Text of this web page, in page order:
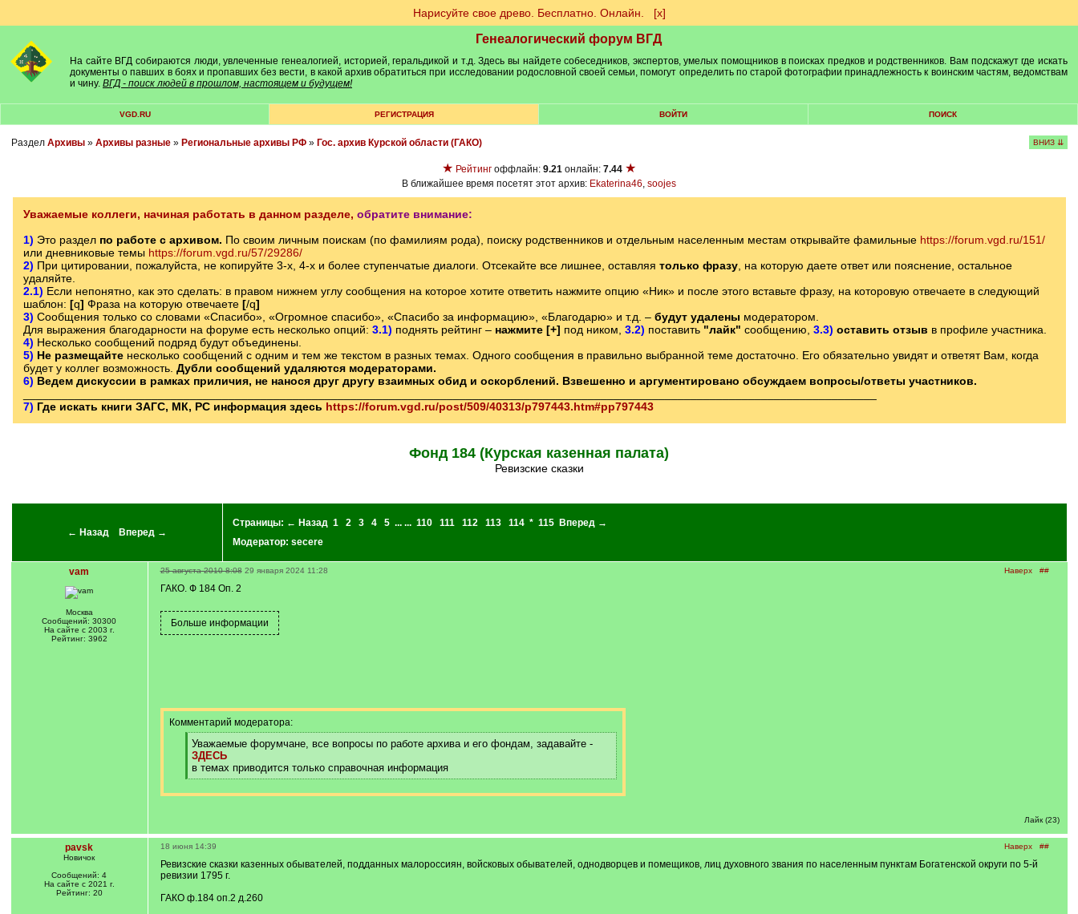
Нарисуйте свое древо. Бесплатно. Онлайн. [х]
Генеалогический форум ВГД
На сайте ВГД собираются люди, увлеченные генеалогией, историей, геральдикой и т.д. Здесь вы найдете собеседников, экспертов, умелых помощников в поисках предков и родственников. Вам подскажут где искать
документы о павших в боях и пропавших без вести, в какой архив обратиться при исследовании родословной своей семьи, помогут определить по старой фотографии принадлежность к воинским частям, ведомствам
и чину. ВГД - поиск людей в прошлом, настоящем и будущем!
VGD.RU РЕГИСТРАЦИЯ ВОЙТИ ПОИСК
Раздел Архивы» Архивы разные» Региональные архивы РФ» Гос. архив Курской области (ГАКО) ВНИЗ ⇊
★ Рейтинг оффлайн: 9.21 онлайн: 7.44 ★
В ближайшее время посетят этот архив: Ekaterina46, soojes
Уважаемые коллеги, начиная работать в данном разделе, обратите внимание:
1) Это раздел по работе с архивом. По своим личным поискам (по фамилиям рода), поиску родственников и отдельным населенным местам открывайте фамильные https://forum.vgd.ru/151/
или дневниковые темы https://forum.vgd.ru/57/29286/
2) При цитировании, пожалуйста, не копируйте 3-х, 4-х и более ступенчатые диалоги. Отсекайте все лишнее, оставляя только фразу, на которую даете ответ или пояснение, остальное
удаляйте.
2.1) Если непонятно, как это сделать: в правом нижнем углу сообщения на которое хотите ответить нажмите опцию «Ник» и после этого вставьте фразу, на которовую отвечаете в следующий
шаблон: [q] Фраза на которую отвечаете [/q]
3) Сообщения только со словами «Спасибо», «Огромное спасибо», «Спасибо за информацию», «Благодарю» и т.д. – будут удалены модератором.
Для выражения благодарности на форуме есть несколько опций: 3.1) поднять рейтинг – нажмите [+] под ником, 3.2) поставить "лайк" сообщению, 3.3) оставить отзыв в профиле участника.
4) Несколько сообщений подряд будут объединены.
5) Не размещайтенесколько сообщений с одним и тем же текстом в разных темах. Одного сообщения в правильно выбранной теме достаточно. Его обязательно увидят и ответят Вам, когда
будет у коллег возможность. Дубли сообщений удаляются модераторами.
6) Ведем дискуссии в рамках приличия, не нанося друг другу взаимных обид и оскорблений. Взвешенно и аргументировано обсуждаем вопросы/ответы участников.
7) Где искать книги ЗАГС, МК, РС информация здесь https://forum.vgd.ru/post/509/40313/p797443.htm#pp797443
Фонд 184 (Курская казенная палата)
Ревизские сказки
← Назад Вперед →
Страницы: ← Назад 1 2 3 4 5 ... ... 110 111 112 113 114 * 115
Вперед →
Модератор: secere
vam
Москва
Сообщений: 30300
На сайте с 2003 г.
Рейтинг: 3962
Наверх ##
25 августа 2010 8:08 29 января 2024 11:28
ГАКО. Ф 184 Оп. 2
Комментарий модератора:
[
q
]
Уважаемые форумчане, все вопросы по работе архива и его фондам, задавайте -
ЗДЕСЬ
в темах приводится только справочная информация
[
q
Лайк (23)
pavsk
Новичок
Сообщений: 4
На сайте с 2021 г.
Рейтинг: 20
Наверх ##
18 июня 14:39
Ревизские сказки казенных обывателей, подданных малороссиян, войсковых обывателей, однодворцев и помещиков, лиц духовного звания по населенным пунктам Богатенской округи по 5-й
ревизии 1795 г.
ГАКО ф.184 оп.2 д.260